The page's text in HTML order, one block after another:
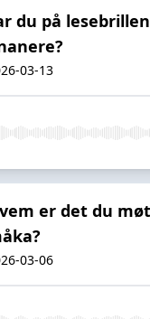
du på
03-13
er det du
03-06